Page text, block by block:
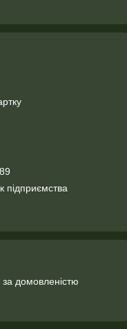
підприємства
домовленістю